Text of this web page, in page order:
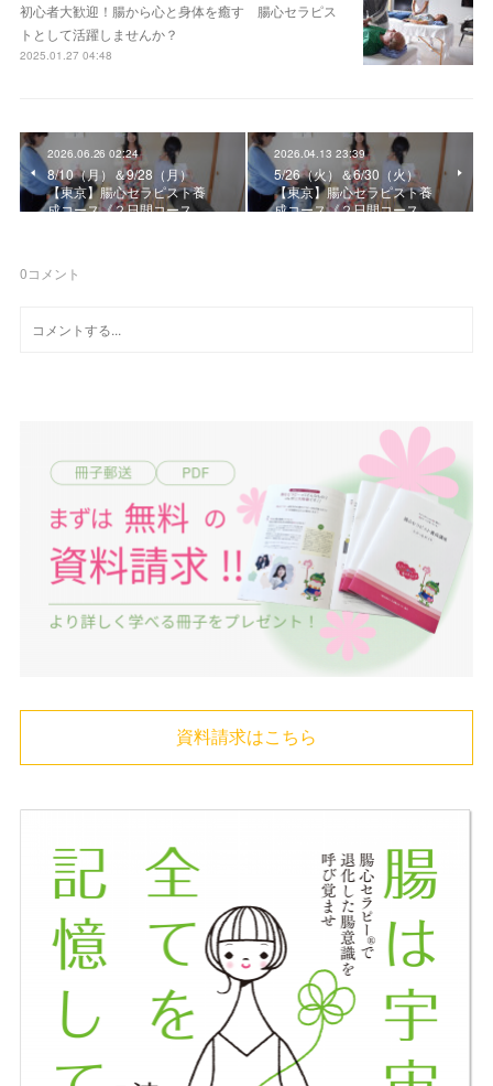
初心者大歓迎！腸から心と身体を癒す 腸心セラピス
トとして活躍しませんか？
2025.01.27 04:48
2026.06.26 02:24
8/10（月）＆9/28（月）
【東京】腸心セラピスト養
成コース《２日間コース…
2026.04.13 23:39
5/26（火）＆6/30（火）
【東京】腸心セラピスト養
成コース《２日間コース…
0コメント
資料請求はこちら